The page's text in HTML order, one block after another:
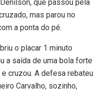
que passou pela
mas parou no
a ponta do pé.
o placar 1 minuto
a saída de uma bola forte
cruzou. A defesa rebateu
Carvalho, sozinho,